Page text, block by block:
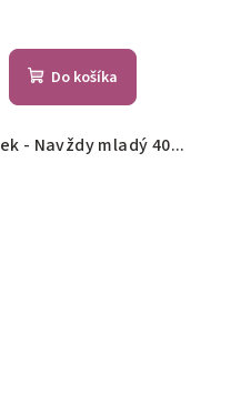
Do košíka
- Navždy mladý 40...